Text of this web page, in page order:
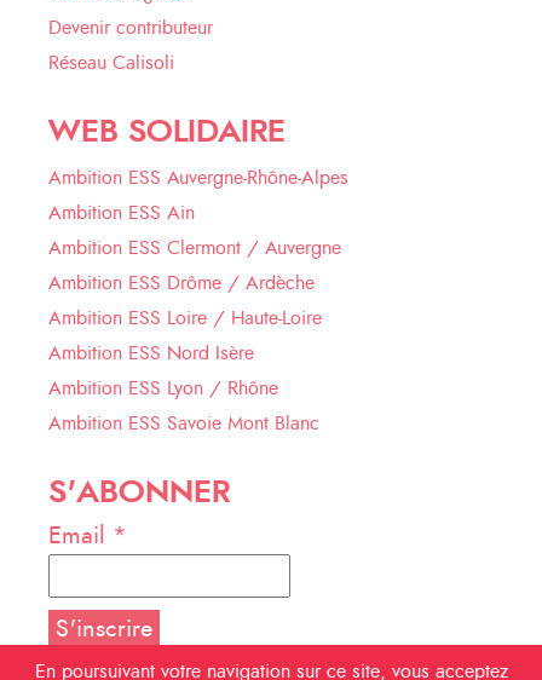
Devenir contributeur
Réseau Calisoli
WEB SOLIDAIRE
Ambition ESS Auvergne-Rhône-Alpes
Ambition ESS Ain
Ambition ESS Clermont / Auvergne
Ambition ESS Drôme / Ardèche
Ambition ESS Loire / Haute-Loire
Ambition ESS Nord Isère
Ambition ESS Lyon / Rhône
Ambition ESS Savoie Mont Blanc
S'ABONNER
Email *
En poursuivant votre navigation sur ce site, vous acceptez